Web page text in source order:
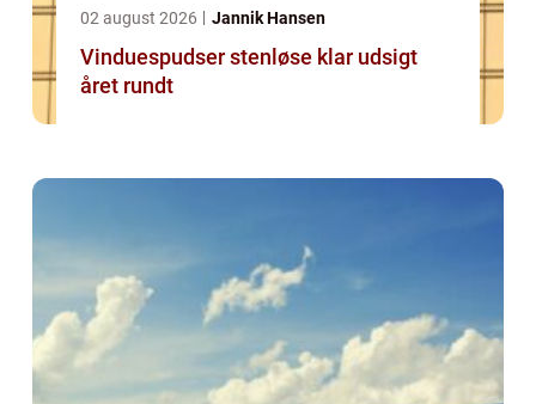
02 august 2026 Jannik Hansen
Vinduespudser stenløse klar udsigt
året rundt